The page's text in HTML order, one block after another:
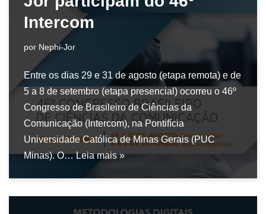
Intercom
por Nephi-Jor
Entre os dias 29 e 31 de agosto (etapa remota) e de
5 a 8 de setembro (etapa presencial) ocorreu o 46º
Congresso de Brasileiro de Ciências da
Comunicação (Intercom), na Pontifícia
Universidade Católica de Minas Gerais (PUC
Minas). O…Leia mais »